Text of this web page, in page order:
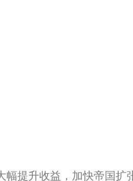
幅提升收益，加快帝国扩